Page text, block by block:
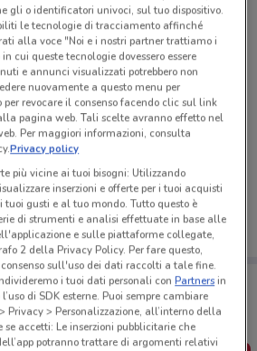
2.4 km
sempre con te!
le migliori offerte dei negozi vicino a te,
la tua lista del risparmio, comodamente
gli o identificatori univoci, sul tuo dispositivo.
le tecnologie di tracciamento affinché
alla voce "Noi e i nostri partner trattiamo i
cui queste tecnologie dovessero essere
e annunci visualizzati potrebbero non
nuovamente a questo menu per
revocare il consenso facendo clic sul link
pagina web. Tali scelte avranno effetto nel
Per maggiori informazioni, consulta
Privacy policy
più vicine ai tuoi bisogni: Utilizzando
inserzioni e offerte per i tuoi acquisti
gusti e al tuo mondo. Tutto questo è
di strumenti e analisi effettuate in base alle
e sulle piattaforme collegate,
2 della Privacy Policy. Per fare questo,
sull'uso dei dati raccolti a tale fine.
i tuoi dati personali conPartnersin
di SDK esterne. Puoi sempre cambiare
Privacy > Personalizzazione, all’interno della
se accetti: Le inserzioni pubblicitarie che
potranno trattare di argomenti relativi